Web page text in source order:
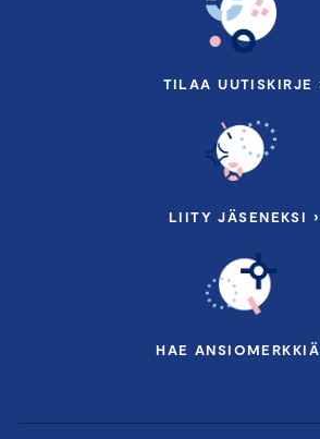
TILAA UUTISKIRJE
LIITY JÄSENEKSI ›
HAE ANSIOMERKKIÄ